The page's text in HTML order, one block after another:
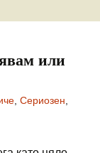
или
Сериозен